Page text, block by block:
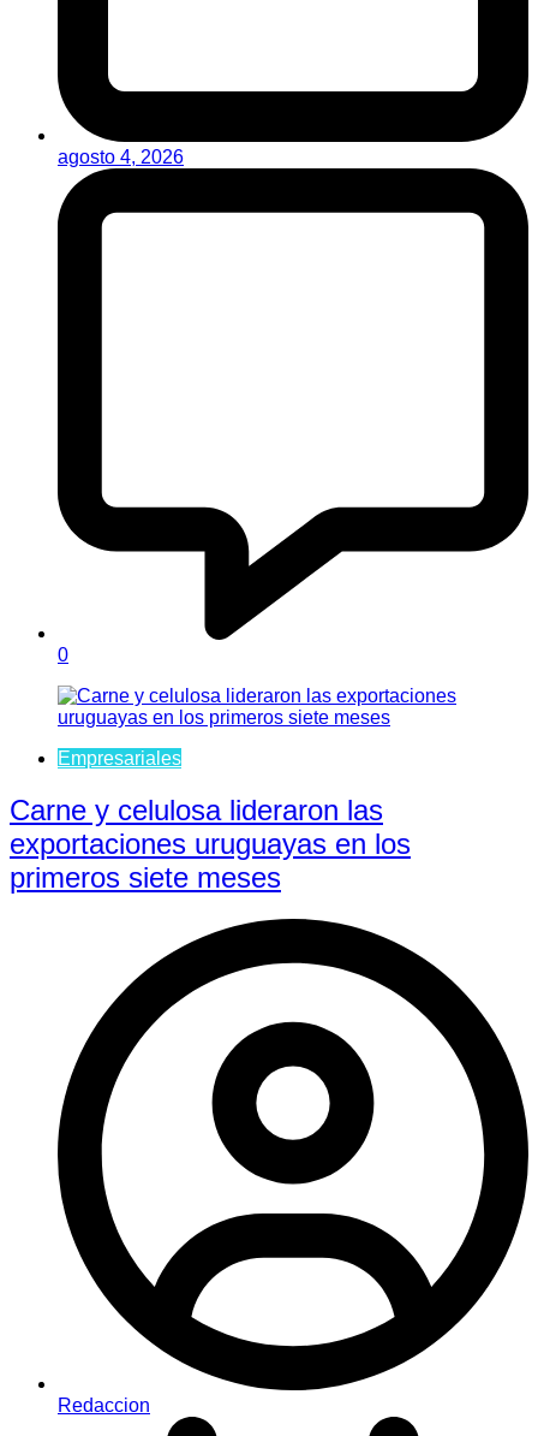
agosto 4, 2026
0
Empresariales
Carne y celulosa lideraron las
exportaciones uruguayas en los
primeros siete meses
Redaccion